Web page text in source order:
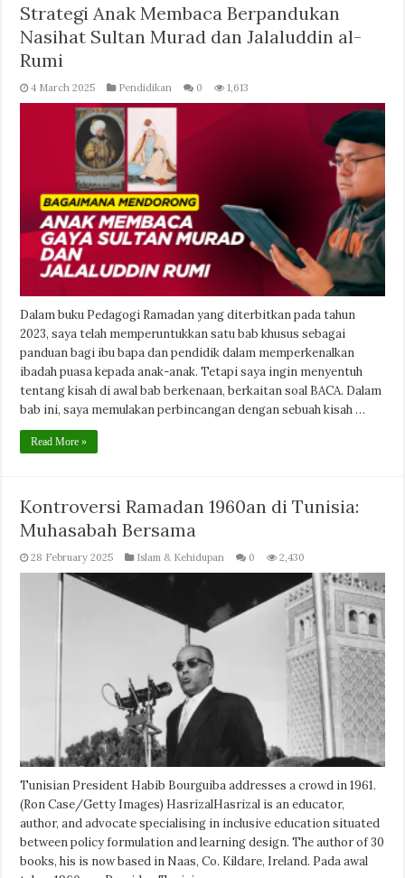
Strategi Anak Membaca Berpandukan
Nasihat Sultan Murad dan Jalaluddin al-
Rumi
4 March 2025 Pendidikan 0 1,613
Dalam buku Pedagogi Ramadan yang diterbitkan pada tahun
2023, saya telah memperuntukkan satu bab khusus sebagai
panduan bagi ibu bapa dan pendidik dalam memperkenalkan
ibadah puasa kepada anak-anak. Tetapi saya ingin menyentuh
tentang kisah di awal bab berkenaan, berkaitan soal BACA. Dalam
bab ini, saya memulakan perbincangan dengan sebuah kisah …
Read More »
Kontroversi Ramadan 1960an di Tunisia:
Muhasabah Bersama
28 February 2025 Islam & Kehidupan 0 2,430
Tunisian President Habib Bourguiba addresses a crowd in 1961.
(Ron Case/Getty Images) HasrizalHasrizal is an educator,
author, and advocate specialising in inclusive education situated
between policy formulation and learning design. The author of 30
books, his is now based in Naas, Co. Kildare, Ireland. Pada awal